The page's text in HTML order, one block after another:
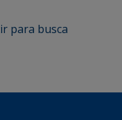
ir para busca